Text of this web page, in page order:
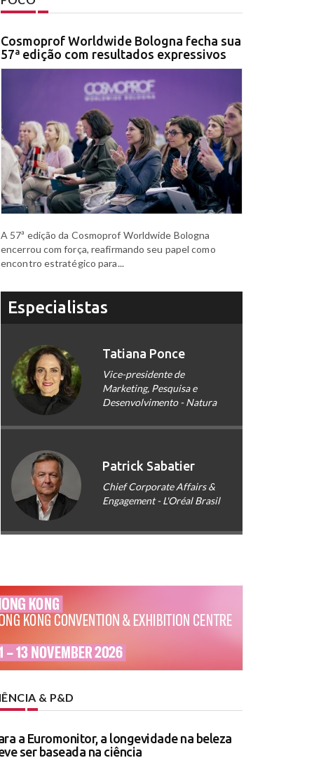
Cosmoprof Worldwide Bologna fecha sua
57ª edição com resultados expressivos
A 57ª edição da Cosmoprof Worldwide Bologna
encerrou com força, reafirmando seu papel como
encontro estratégico para...
Especialistas
Tatiana Ponce
Vice-presidente de
Marketing, Pesquisa e
Desenvolvimento - Natura
Patrick Sabatier
Chief Corporate Affairs &
Engagement - L'Oréal Brasil
& P&D
a Euromonitor, a longevidade na beleza
ser baseada na ciência